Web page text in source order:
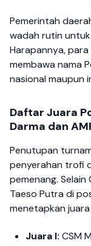
Pemerintah
wadah rutin
Harapannya,
membawa nama
nasional maupun
Daftar Juara
Darma dan
Penutupan
penyerahan trofi
pemenang.
Taeso Putra di
menetapkan
Juara I: CSM